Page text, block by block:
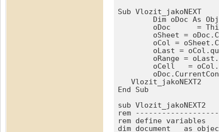
Sub Vlozit_jakoNEXT
   Vlozit_jakoNEXT2
End Sub
sub Vlozit_jakoNEXT2
rem
rem define variables
dim document   as